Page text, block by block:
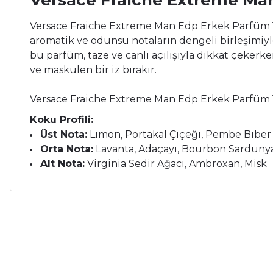
Versace Fraiche Extreme Man Edp Erkek Parfüm
aromatik ve odunsu notaların dengeli
bu parfüm, taze ve canlı açılışıyla dikkat
ve maskülen bir iz bırakır.
Versace Fraiche Extreme Man Edp Erkek Parfüm
Koku Profili:
Üst Nota: Limon, Portakal Çiçeği, Pembe Biber
Orta Nota: Lavanta, Adaçayı, Bourbon
Alt Nota: Virginia Sedir Ağacı, Ambroxan, Misk
Bu ürünün fiyat bilgisi, resim, ürün açıklamalarında ve diğer